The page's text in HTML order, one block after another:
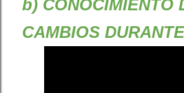
b) CONOCIMIENTO
CAMBIOS